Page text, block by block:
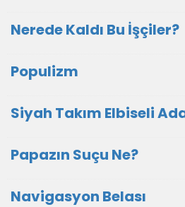
Nerede Kaldı Bu İşçiler?
Populizm
Siyah Takım Elbiseli
Papazın Suçu Ne?
Navigasyon Belası